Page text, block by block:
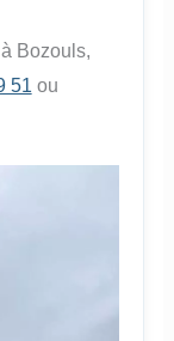
Bozouls,
51 ou